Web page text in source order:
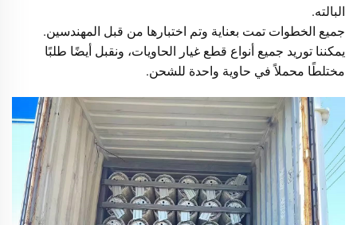
البالته.
جميع الخطوات تمت بعناية وتم اختبارها من قبل المهندسين.
يمكننا توريد جميع أنواع قطع غيار الحاويات، ونقبل أيضًا طلبًا
مختلطًا محملاً في حاوية واحدة للشحن.